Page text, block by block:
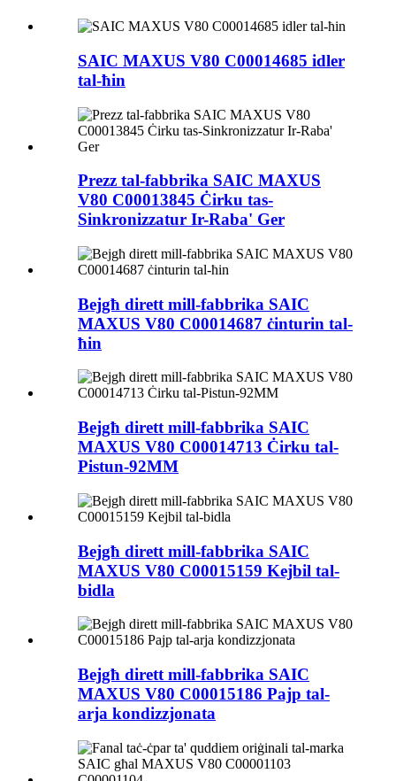
SAIC MAXUS V80 C00014685 idler
tal-ħin
Prezz tal-fabbrika SAIC MAXUS
V80 C00013845 Ċirku tas-
Sinkronizzatur Ir-Raba' Ger
Bejgħ dirett mill-fabbrika SAIC
MAXUS V80 C00014687 ċinturin tal-
ħin
Bejgħ dirett mill-fabbrika SAIC
MAXUS V80 C00014713 Ċirku tal-
Pistun-92MM
Bejgħ dirett mill-fabbrika SAIC
MAXUS V80 C00015159 Kejbil tal-
bidla
Bejgħ dirett mill-fabbrika SAIC
MAXUS V80 C00015186 Pajp tal-
arja kondizzjonata